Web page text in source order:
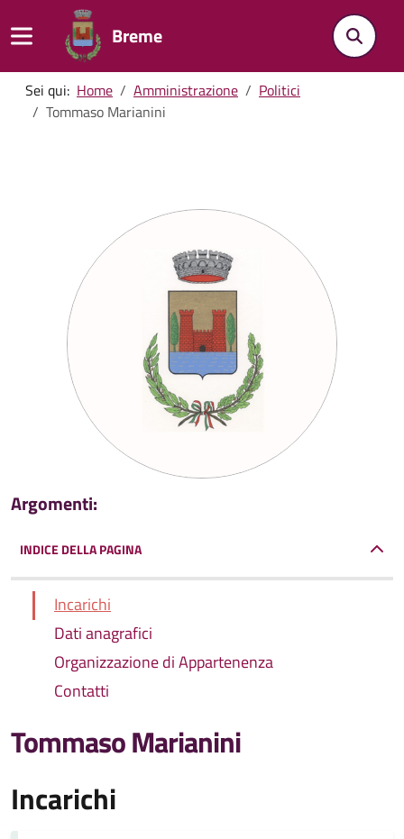
Breme
Sei qui: Home Amministrazione
Politici
Tommaso Marianini
Argomenti:
INDICE DELLA PAGINA
Incarichi
Dati anagrafici
Organizzazione di Appartenenza
Contatti
Tommaso Marianini
Incarichi